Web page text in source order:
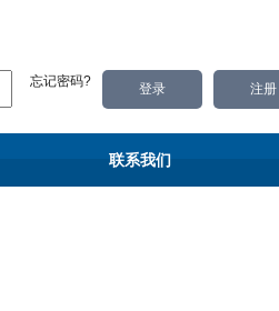
忘记密码?
联系我们